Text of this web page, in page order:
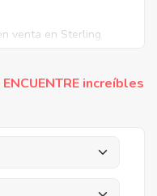
venta en Sterling
casas para
Heights, MI.
estas increibles
increíbles